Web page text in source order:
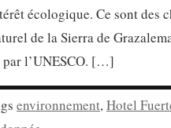
écologique. Ce sont des
de la Sierra de
par l’UNESCO. […]
environnement,Hotel